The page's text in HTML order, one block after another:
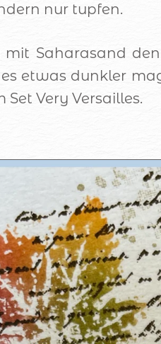
nur tupfen.
mit Saharasand
etwas dunkler
Set Very Versailles.